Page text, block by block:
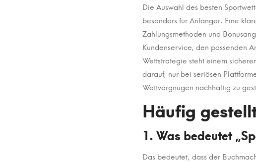
Die Auswahl des besten
besonders für Anfänger. Eine
Zahlungsmethoden und
Kundenservice, den passenden
Wettstrategie steht einem
darauf, nur bei seriösen
Wettvergnügen nachhaltig zu
Häufig
1. Was bedeutet
Das bedeutet, dass der